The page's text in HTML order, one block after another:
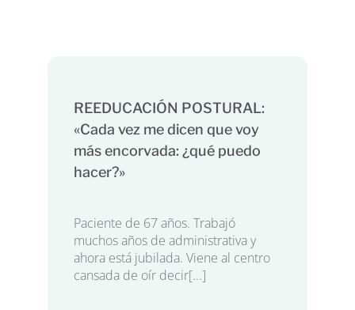
REEDUCACIÓN POSTURAL:
«Cada vez me dicen que voy
más encorvada: ¿qué puedo
hacer?»
Paciente de 67 años. Trabajó
muchos años de administrativa y
ahora está jubilada. Viene al centro
cansada de oír decir[...]